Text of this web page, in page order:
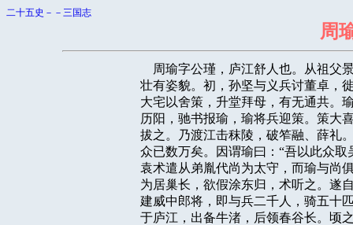
二十五史－－三国志
周
周瑜字公瑾，庐江舒人也。从祖
壮有姿貌。初，孙坚与义兵讨董卓，
大宅以舍策，升堂拜母，有无通共。
历阳，驰书报瑜，瑜将兵迎策。策大
拔之。乃渡江击秣陵，破笮融、薛礼
众已数万矣。因谓瑜曰：“吾以此众
袁术遣从弟胤代尚为太守，而瑜与尚
为居巢长，欲假涂东归，术听之。遂
建威中郎将，即与兵二千人，骑五十
于庐江，出备牛渚，后领春谷长。顷